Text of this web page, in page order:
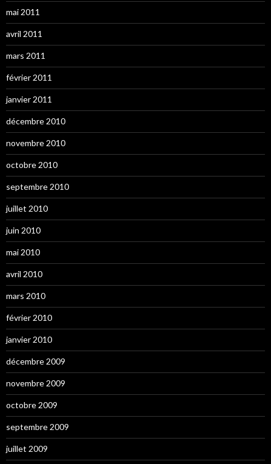
mai 2011
avril 2011
mars 2011
février 2011
janvier 2011
décembre 2010
novembre 2010
octobre 2010
septembre 2010
juillet 2010
juin 2010
mai 2010
avril 2010
mars 2010
février 2010
janvier 2010
décembre 2009
novembre 2009
octobre 2009
septembre 2009
juillet 2009